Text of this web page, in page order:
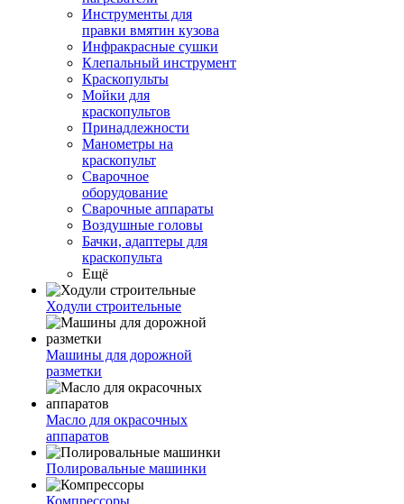
Инструменты для
правки вмятин кузова
Инфракрасные сушки
Клепальный инструмент
Краскопульты
Мойки для
краскопультов
Принадлежности
Манометры на
краскопульт
Сварочное
оборудование
Сварочные аппараты
Воздушные головы
Бачки, адаптеры для
краскопульта
Ещё
Ходули строительные
Машины для дорожной
разметки
Масло для окрасочных
аппаратов
Полировальные машинки
Компрессоры